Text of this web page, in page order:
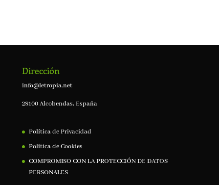
Dirección
info@letropia.net
28100 Alcobendas, España
Política de Privacidad
Política de Cookies
COMPROMISO CON LA PROTECCIÓN DE DATOS
PERSONALES